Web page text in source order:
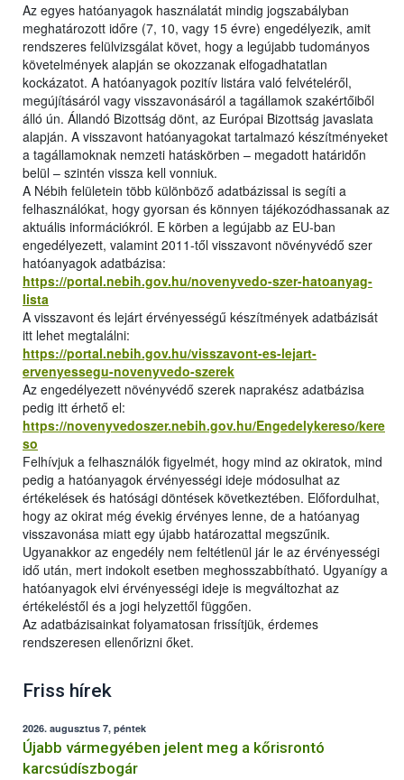
Az egyes hatóanyagok használatát mindig jogszabályban
meghatározott időre (7, 10, vagy 15 évre) engedélyezik, amit
rendszeres felülvizsgálat követ, hogy a legújabb tudományos
követelmények alapján se okozzanak elfogadhatatlan
kockázatot. A hatóanyagok pozitív listára való felvételéről,
megújításáról vagy visszavonásáról a tagállamok szakértőiből
álló ún. Állandó Bizottság dönt, az Európai Bizottság javaslata
alapján. A visszavont hatóanyagokat tartalmazó készítményeket
a tagállamoknak nemzeti hatáskörben – megadott határidőn
belül – szintén vissza kell vonniuk.
A Nébih felületein több különböző adatbázissal is segíti a
felhasználókat, hogy gyorsan és könnyen tájékozódhassanak az
aktuális információkról. E körben a legújabb az EU-ban
engedélyezett, valamint 2011-től visszavont növényvédő szer
hatóanyagok adatbázisa:
https://portal.nebih.gov.hu/novenyvedo-szer-hatoanyag-
lista
A visszavont és lejárt érvényességű készítmények adatbázisát
itt lehet megtalálni:
https://portal.nebih.gov.hu/visszavont-es-lejart-
ervenyessegu-novenyvedo-szerek
Az engedélyezett növényvédő szerek naprakész adatbázisa
pedig itt érhető el:
https://novenyvedoszer.nebih.gov.hu/Engedelykereso/kere
so
Felhívjuk a felhasználók figyelmét, hogy mind az okiratok, mind
pedig a hatóanyagok érvényességi ideje módosulhat az
értékelések és hatósági döntések következtében. Előfordulhat,
hogy az okirat még évekig érvényes lenne, de a hatóanyag
visszavonása miatt egy újabb határozattal megszűnik.
Ugyanakkor az engedély nem feltétlenül jár le az érvényességi
idő után, mert indokolt esetben meghosszabbítható. Ugyanígy a
hatóanyagok elvi érvényességi ideje is megváltozhat az
értékeléstől és a jogi helyzettől függően.
Az adatbázisainkat folyamatosan frissítjük, érdemes
rendszeresen ellenőrizni őket.
Friss hírek
2026. augusztus 7, péntek
Újabb vármegyében jelent meg a kőrisrontó
karcsúdíszbogár